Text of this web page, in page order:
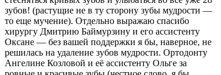
зубов! (растущие не в ту сторону зубы мудрости —
то еще мучение). Отдельно выражаю спасибо
хирургу Дмитрию Баймурзину и его ассистенту
Оксане — без вашей поддержки я бы, наверное, не
решилась на удаление зубов мудрости. Ортодонту
Ангелине Козловой и её ассистенту Ольге за